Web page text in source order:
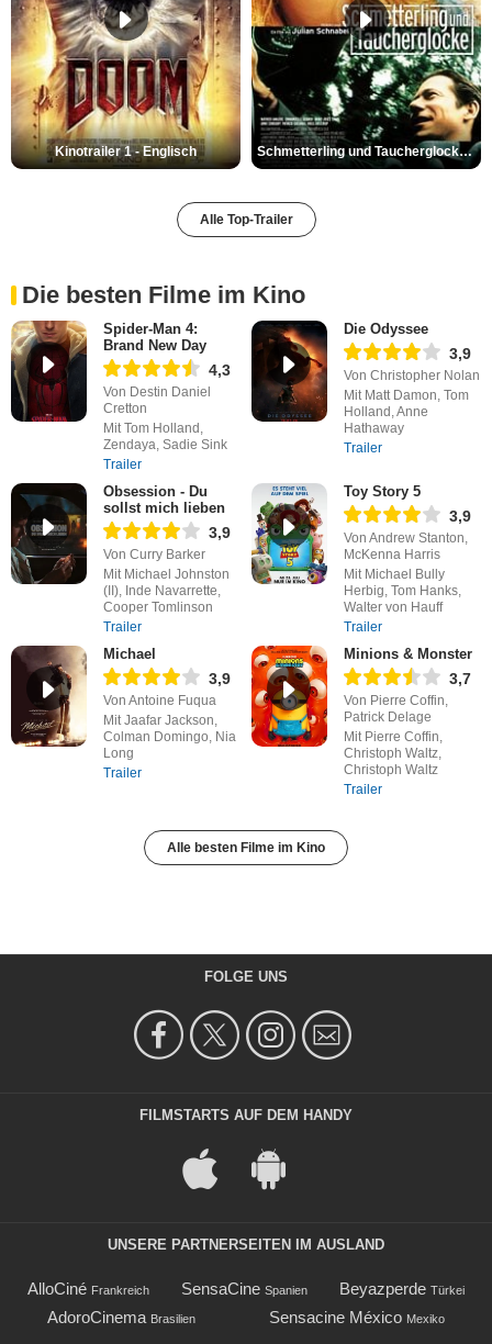
Kinotrailer 1 - Englisch Schmetterling und Taucherglocke Trailer DF
Alle Top-Trailer
Die besten Filme im Kino
Spider-Man 4:
Brand New Day
4,3
Von Destin Daniel
Cretton
Mit Tom Holland,
Zendaya, Sadie Sink
Trailer
Die Odyssee
3,9
Von Christopher Nolan
Mit Matt Damon, Tom
Holland, Anne
Hathaway
Trailer
Obsession - Du
sollst mich lieben
3,9
Von Curry Barker
Mit Michael Johnston
(II), Inde Navarrette,
Cooper Tomlinson
Trailer
Toy Story 5
3,9
Von Andrew Stanton,
McKenna Harris
Mit Michael Bully
Herbig, Tom Hanks,
Walter von Hauff
Trailer
Michael
3,9
Von Antoine Fuqua
Mit Jaafar Jackson,
Colman Domingo, Nia
Long
Trailer
Minions & Monster
3,7
Von Pierre Coffin,
Patrick Delage
Mit Pierre Coffin,
Christoph Waltz,
Christoph Waltz
Trailer
Alle besten Filme im Kino
FOLGE UNS
FILMSTARTS AUF DEM HANDY
UNSERE PARTNERSEITEN IM AUSLAND
AlloCiné Frankreich SensaCine Spanien Beyazperde Türkei
AdoroCinema Brasilien Sensacine México Mexiko